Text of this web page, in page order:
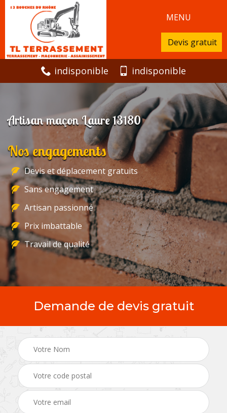
MENU
Devis gratuit
indisponible indisponible
Artisan maçon Laure 13180
Nos engagements
Devis et déplacement gratuits
Sans engagement
Artisan passionné
Prix imbattable
Travail de qualité
Demande de devis gratuit